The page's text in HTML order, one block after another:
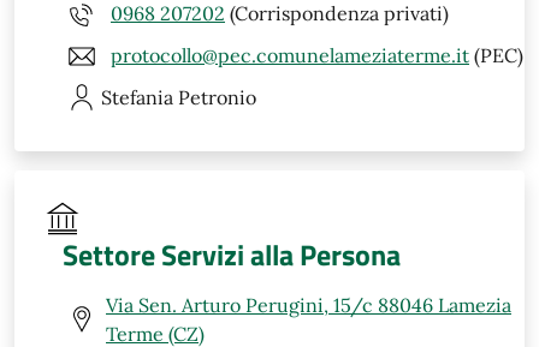
0968 207202 (Corrispondenza privati)
protocollo@pec.comunelameziaterme.it (PEC)
Stefania Petronio
Settore Servizi alla Persona
Via Sen. Arturo Perugini, 15/c 88046 Lamezia
Terme (CZ)